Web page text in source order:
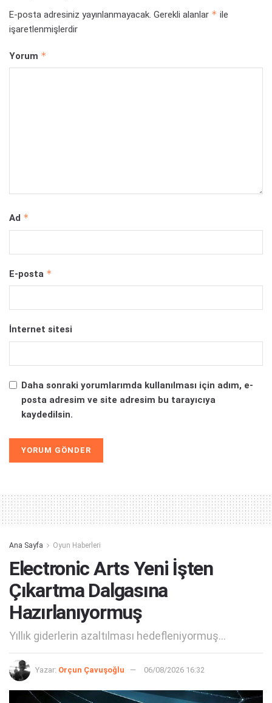
E-posta adresiniz yayınlanmayacak. Gerekli alanlar * ile
işaretlenmişlerdir
Yorum *
Ad *
E-posta *
İnternet sitesi
Daha sonraki yorumlarımda kullanılması için adım, e-
posta adresim ve site adresim bu tarayıcıya
kaydedilsin.
Ana Sayfa Oyun Haberleri
Electronic Arts Yeni İşten
Çıkartma Dalgasına
Hazırlanıyormuş
Yıllık giderlerin azaltılması hedefleniyormuş...
Yazar: Orçun Çavuşoğlu 06/08/2026 16:32